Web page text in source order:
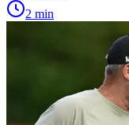
2 min